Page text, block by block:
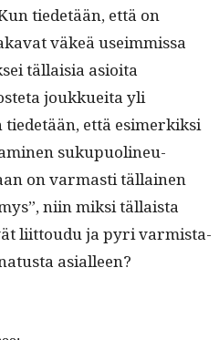
tiede­tään, että on
väkeä useim­mis­sa
täl­laisia asioi­ta
joukkuei­ta yli
että esimerkik­si
sukupuo­lineu­
on var­masti täl­lainen
niin mik­si täl­laista
liit­toudu ja pyri varmis­ta­
asialleen?